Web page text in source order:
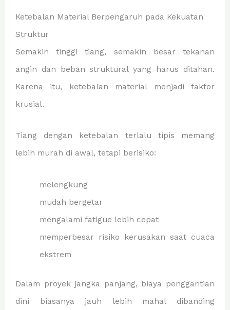
Ketebalan Material Berpengaruh pada Kekuatan
Struktur
Semakin tinggi tiang, semakin besar tekanan
angin dan beban struktural yang harus ditahan.
Karena itu, ketebalan material menjadi faktor
krusial.
Tiang dengan ketebalan terlalu tipis memang
lebih murah di awal, tetapi berisiko:
melengkung
mudah bergetar
mengalami fatigue lebih cepat
memperbesar risiko kerusakan saat cuaca
ekstrem
Dalam proyek jangka panjang, biaya penggantian
dini biasanya jauh lebih mahal dibanding